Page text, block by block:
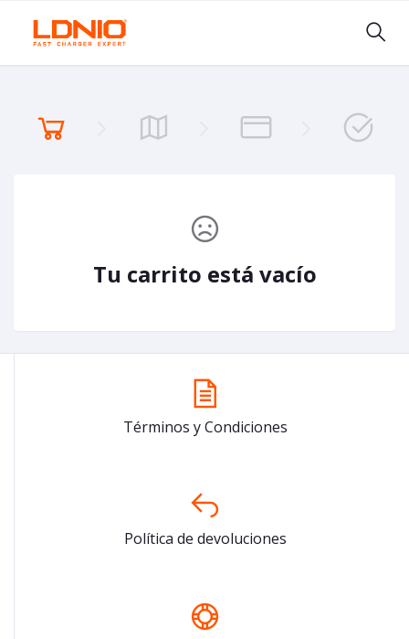
Tu carrito está vacío
Términos y Condiciones
Política de devoluciones